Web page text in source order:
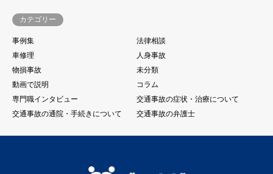
カテゴリー
事例集
法律相談
車修理
人身事故
物損事故
未分類
動画で説明
コラム
専門職インタビュー
交通事故の症状・治療について
交通事故の通院・手続きについて
交通事故の弁護士